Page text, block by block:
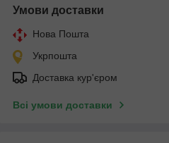
Умови доставки
Нова Пошта
Укрпошта
Доставка кур'єром
Всі умови доставки